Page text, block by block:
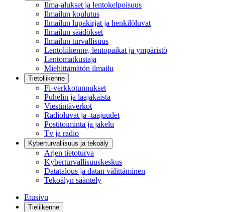
Ilma-alukset ja lentokelpoisuus
Ilmailun koulutus
Ilmailun lupakirjat ja henkilöluvat
Ilmailun säädökset
Ilmailun turvallisuus
Lentoliikenne, lentopaikat ja ympäristö
Lentomatkustaja
Miehittämätön ilmailu
Tietoliikenne
Fi-verkkotunnukset
Puhelin ja laajakaista
Viestintäverkot
Radioluvat ja -taajuudet
Postitoiminta ja jakelu
Tv ja radio
Kyberturvallisuus ja tekoäly
Arjen tietoturva
Kyberturvallisuuskeskus
Datatalous ja datan välittäminen
Tekoälyn sääntely
Etusivu
Tieliikenne